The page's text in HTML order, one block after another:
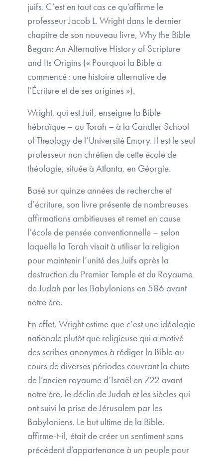
juifs. C’est en tout cas ce qu’affirme le
professeur Jacob L. Wright dans le dernier
chapitre de son nouveau livre, Why the Bible
Began: An Alternative History of Scripture
and Its Origins (« Pourquoi la Bible a
commencé : une histoire alternative de
l’Écriture et de ses origines »).
Wright, qui est Juif, enseigne la Bible
hébraïque – ou Torah – à la Candler School
of Theology de l’Université Emory. Il est le seul
professeur non chrétien de cette école de
théologie, située à Atlanta, en Géorgie.
Basé sur quinze années de recherche et
d’écriture, son livre présente de nombreuses
affirmations ambitieuses et remet en cause
l’école de pensée conventionnelle – selon
laquelle la Torah visait à utiliser la religion
pour maintenir l’unité des Juifs après la
destruction du Premier Temple et du Royaume
de Judah par les Babyloniens en 586 avant
notre ère.
En effet, Wright estime que c’est une idéologie
nationale plutôt que religieuse qui a motivé
des scribes anonymes à rédiger la Bible au
cours de diverses périodes couvrant la chute
de l’ancien royaume d’Israël en 722 avant
notre ère, le déclin de Judah et les siècles qui
ont suivi la prise de Jérusalem par les
Babyloniens. Le but ultime de la Bible,
affirme-t-il, était de créer un sentiment sans
précédent d’appartenance à un peuple pour